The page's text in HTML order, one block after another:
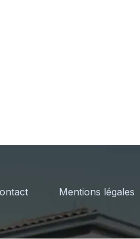
Mentions légales